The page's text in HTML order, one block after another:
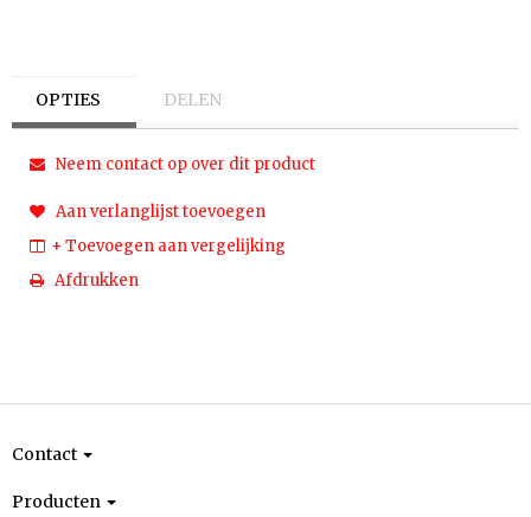
OPTIES DELEN
Neem contact op over dit product
Aan verlanglijst toevoegen
+ Toevoegen aan vergelijking
Afdrukken
Contact
Producten